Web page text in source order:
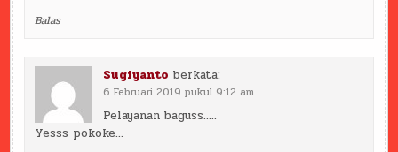
Balas
Sugiyanto berkata:
6 Februari 2019 pukul 9:12 am
Pelayanan baguss…..
Yesss pokoke…